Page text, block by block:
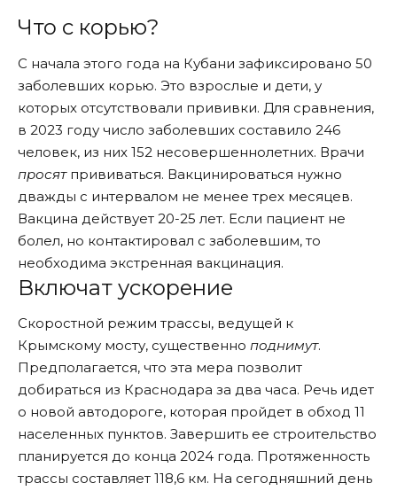
Что с корью?
С начала этого года на Кубани зафиксировано 50
заболевших корью. Это взрослые и дети, у
которых отсутствовали прививки. Для сравнения,
в 2023 году число заболевших составило 246
человек, из них 152 несовершеннолетних. Врачи
просятпрививаться. Вакцинироваться нужно
дважды с интервалом не менее трех месяцев.
Вакцина действует 20-25 лет. Если пациент не
болел, но контактировал с заболевшим, то
необходима экстренная вакцинация.
Включат ускорение
Скоростной режим трассы, ведущей к
Крымскому мосту, существенно поднимут.
Предполагается, что эта мера позволит
добираться из Краснодара за два часа. Речь идет
о новой автодороге, которая пройдет в обход 11
населенных пунктов. Завершить ее строительство
планируется до конца 2024 года. Протяженность
трассы составляет 118,6 км. На сегодняшний день